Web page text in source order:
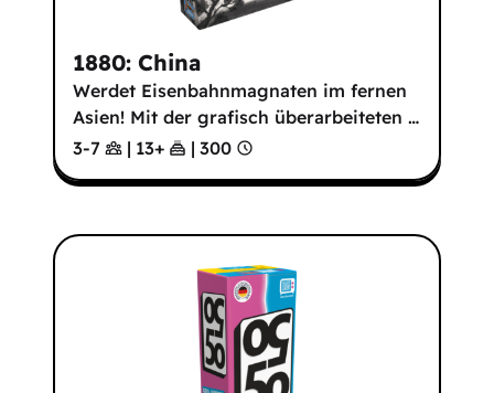
1880: China
Werdet Eisenbahnmagnaten im fernen
Asien! Mit der grafisch überarbeiteten …
3-7
| 13+ | 300